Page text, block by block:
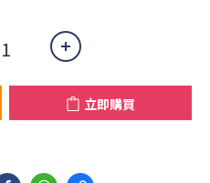
立即購買